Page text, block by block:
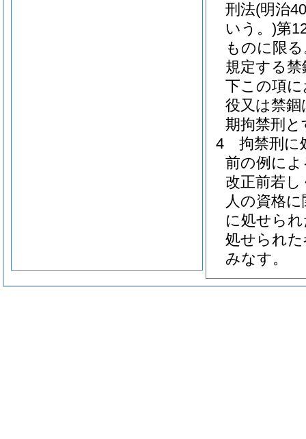
刑法(明治
いう。)第
ものに限
規定する禁
下この項
役又は禁
期拘禁刑と
4
拘禁刑に
前の例に
改正前若
人の資格
に処せら
処せられ
みなす。